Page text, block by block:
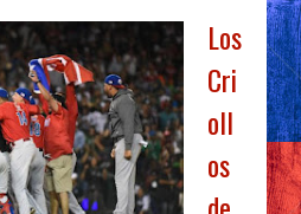
Los
Cri
oll
os